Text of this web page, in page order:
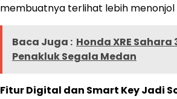
membuatnya terlihat lebih menonjol
Baca Juga : Honda XRE
Penakluk Segala Medan
Fitur Digital dan Smart Key Jadi